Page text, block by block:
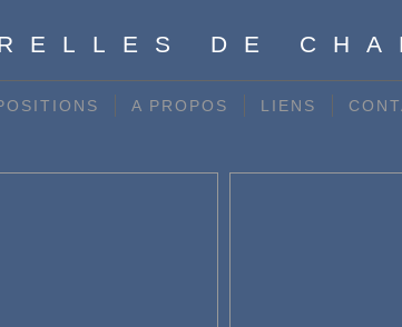
DE
A PROPOS LIENS